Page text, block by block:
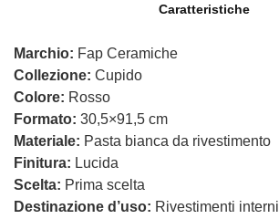
Caratteristiche
Marchio: Fap Ceramiche
Collezione: Cupido
Colore: Rosso
Formato: 30,5×91,5 cm
Materiale: Pasta bianca da rivestimento
Finitura: Lucida
Scelta: Prima scelta
Destinazione d’uso: Rivestimenti interni